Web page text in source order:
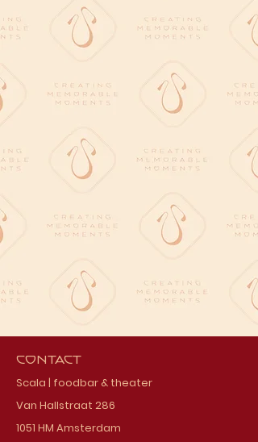
Contact
Scala | foodbar & theater
Van Hallstraat 286
1051 HM Amsterdam